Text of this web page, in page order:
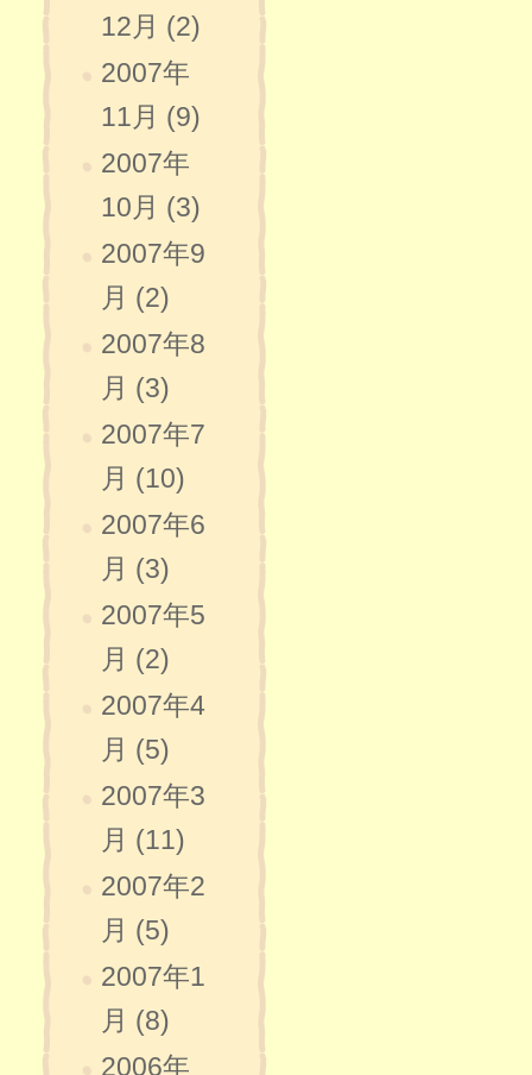
12月 (2)
2007年
11月 (9)
2007年
10月 (3)
2007年9
月 (2)
2007年8
月 (3)
2007年7
月 (10)
2007年6
月 (3)
2007年5
月 (2)
2007年4
月 (5)
2007年3
月 (11)
2007年2
月 (5)
2007年1
月 (8)
2006年